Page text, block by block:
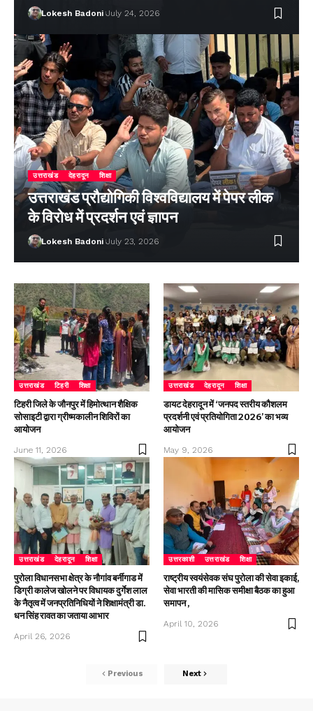
Lokesh Badoni July 24, 2026
उत्तराखंड देहरादून शिक्षा
उत्तराखंड प्रौद्योगिकी विश्वविद्यालय में पेपर लीक
के विरोध में प्रदर्शन एवं ज्ञापन
Lokesh Badoni July 23, 2026
उत्तराखंड टिहरी शिक्षा
टिहरी जिले के जौनपुर में हिमोत्थान शैक्षिक
सोसाइटी द्वारा ग्रीष्मकालीन शिविरों का
आयोजन
June 11, 2026
उत्तराखंड देहरादून शिक्षा
डायट देहरादून में ‘जनपद स्तरीय कौशलम
प्रदर्शनी एवं प्रतियोगिता 2026’ का भव्य
आयोजन
May 9, 2026
उत्तराखंड देहरादून शिक्षा
पुरोला विधानसभा क्षेत्र के नौगांव बर्नीगाड में
डिग्री कालेज खोलने पर विधायक दुर्गेश लाल
के नैतृत्व में जनप्रतिनिधियों ने शिक्षामंत्री डा.
धन सिंह रावत का जताया आभार
April 26, 2026
उत्तरकाशी उत्तराखंड शिक्षा
राष्ट्रीय स्वयंसेवक संघ पुरोला की सेवा इकाई,
सेवा भारती की मासिक समीक्षा बैठक का हुआ
समापन ,
April 10, 2026
Previous Next